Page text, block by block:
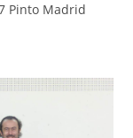
Pinto Madrid